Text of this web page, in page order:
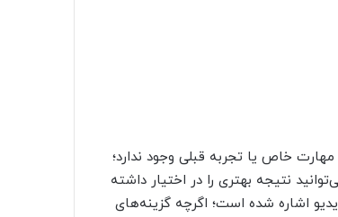
خاص یا تجربه قبلی وجود ندارد؛
نتیجه بهتری را در اختیار داشته
اشاره شده است؛ اگرچه گزینه‌های